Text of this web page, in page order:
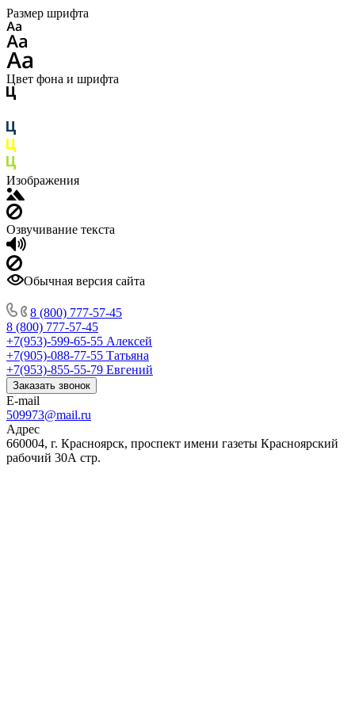
Размер шрифта
Цвет фона и шрифта
Изображения
Озвучивание текста
Обычная версия сайта
8 (800) 777-57-45
8 (800) 777-57-45
+7(953)-599-65-55 Алексей
+7(905)-088-77-55 Татьяна
+7(953)-855-55-79 Евгений
Заказать звонок
E-mail
509973@mail.ru
Адрес
660004, г. Красноярск, проспект имени газеты Красноярский
рабочий 30А стр.